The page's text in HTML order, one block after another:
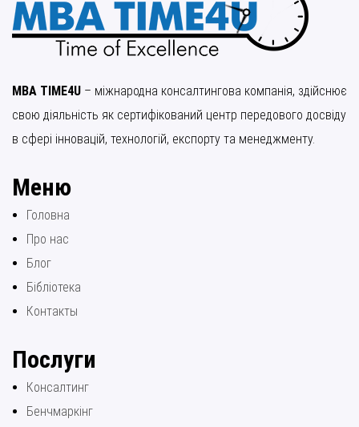
MBA TIME4U – міжнародна консалтингова компанія, здійснює
свою діяльність як сертифікований центр передового досвіду
в сфері інновацій, технологій, експорту та менеджменту.
Меню
Головна
Про нас
Блог
Бібліотека
Контакты
Послуги
Консалтинг
Бенчмаркінг